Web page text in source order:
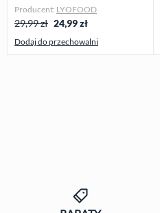
Producent: LYOFOOD
29,99 zł 24,99zł
Dodaj do przechowalni